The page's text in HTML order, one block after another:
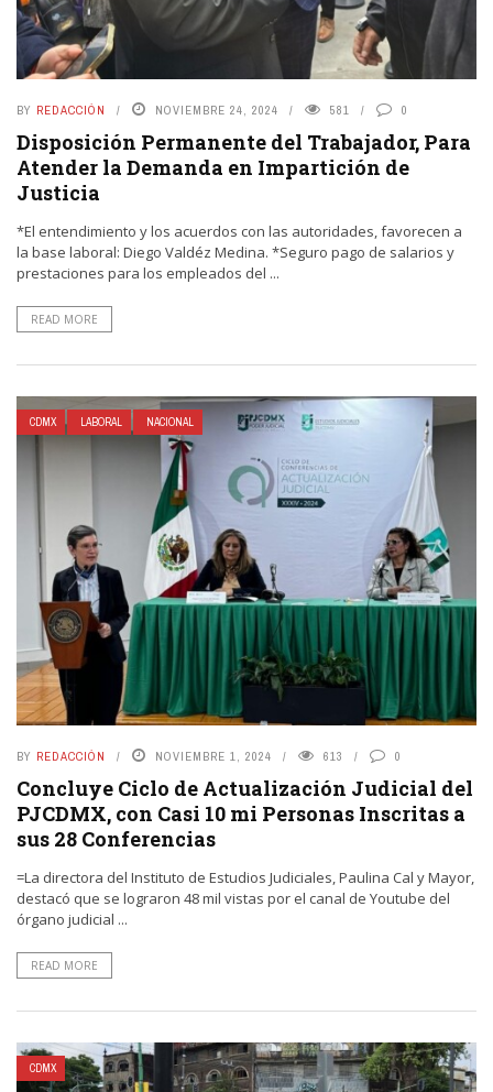
BY REDACCIÓN NOVIEMBRE 24, 2024 581 0
Disposición Permanente del Trabajador, Para
Atender la Demanda en Impartición de
Justicia
*El entendimiento y los acuerdos con las autoridades, favorecen a
la base laboral: Diego Valdéz Medina. *Seguro pago de salarios y
prestaciones para los empleados del ...
READ MORE
CDMX LABORAL NACIONAL
BY REDACCIÓN NOVIEMBRE 1, 2024 613 0
Concluye Ciclo de Actualización Judicial del
PJCDMX, con Casi 10 mi Personas Inscritas a
sus 28 Conferencias
=La directora del Instituto de Estudios Judiciales, Paulina Cal y Mayor,
destacó que se lograron 48 mil vistas por el canal de Youtube del
órgano judicial ...
READ MORE
CDMX